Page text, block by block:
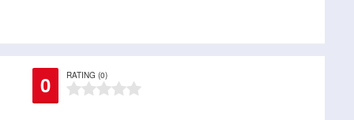
0 RATING (0)